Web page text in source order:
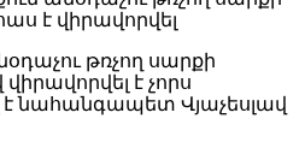
թռչող սարքի
է չորս
նահանգապետ Վյաչեսլավ